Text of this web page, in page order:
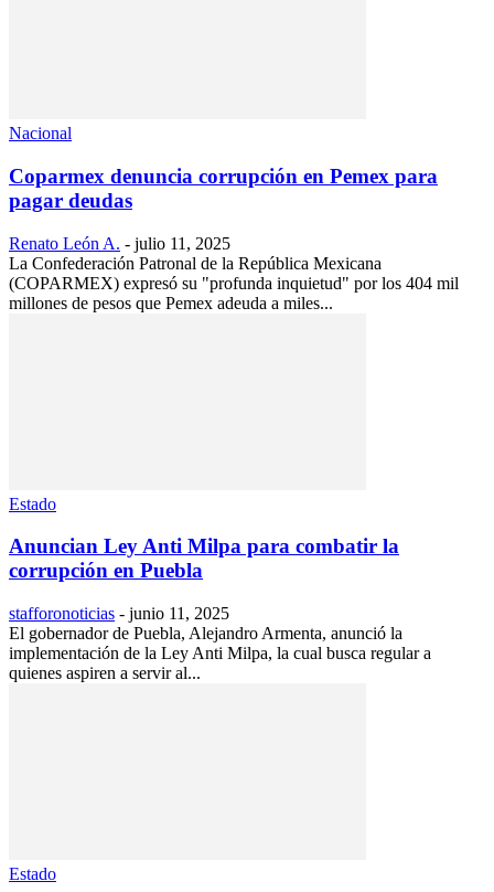
Nacional
Coparmex denuncia corrupción en Pemex para
pagar deudas
Renato León A. - julio 11, 2025
La Confederación Patronal de la República Mexicana
(COPARMEX) expresó su "profunda inquietud" por los 404 mil
millones de pesos que Pemex adeuda a miles...
Estado
Anuncian Ley Anti Milpa para combatir la
corrupción en Puebla
stafforonoticias - junio 11, 2025
El gobernador de Puebla, Alejandro Armenta, anunció la
implementación de la Ley Anti Milpa, la cual busca regular a
quienes aspiren a servir al...
Estado